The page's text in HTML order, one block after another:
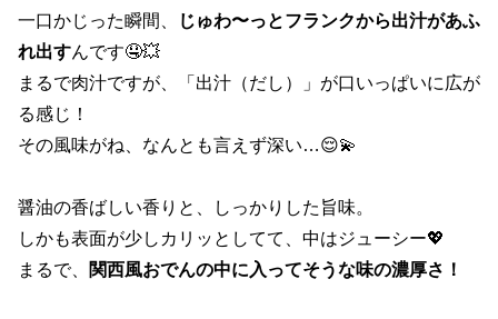
一口かじった瞬間、
じゅわ〜っとフランクから出汁があふ
れ出すんです🤤💥
まるで肉汁ですが、「出汁（だし）」が口いっぱいに広が
る感じ！
その風味がね、なんとも言えず深い…😌💫
醤油の香ばしい香りと、しっかりした旨味。
しかも表面が少しカリッとしてて、中はジューシー💖
まるで、
関西風おでんの中に入ってそうな味の濃厚さ！